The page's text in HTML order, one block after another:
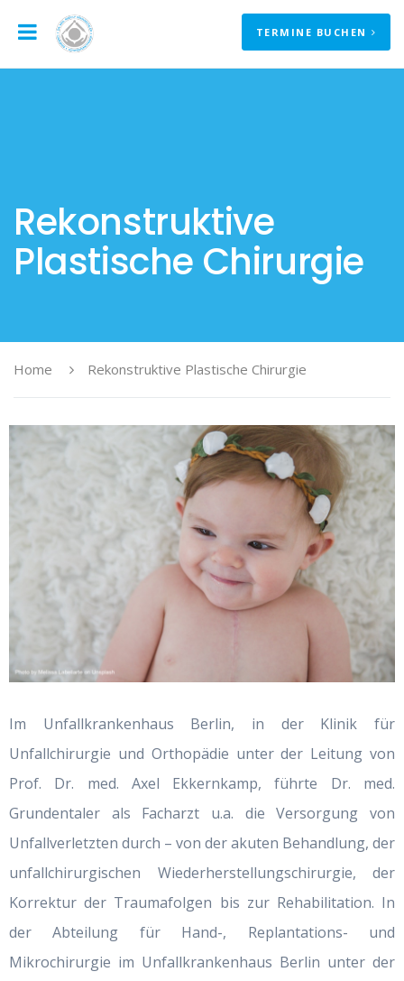
TERMINE BUCHEN
Rekonstruktive
Plastische Chirurgie
Home Rekonstruktive Plastische Chirurgie
Im Unfallkrankenhaus Berlin, in der Klinik für
Unfallchirurgie und Orthopädie unter der Leitung von
Prof. Dr. med. Axel Ekkernkamp, führte Dr. med.
Grundentaler als Facharzt u.a. die Versorgung von
Unfallverletzten durch – von der akuten Behandlung, der
unfallchirurgischen Wiederherstellungschirurgie, der
Korrektur der Traumafolgen bis zur Rehabilitation. In
der Abteilung für Hand-, Replantations- und
Mikrochirurgie im Unfallkrankenhaus Berlin unter der